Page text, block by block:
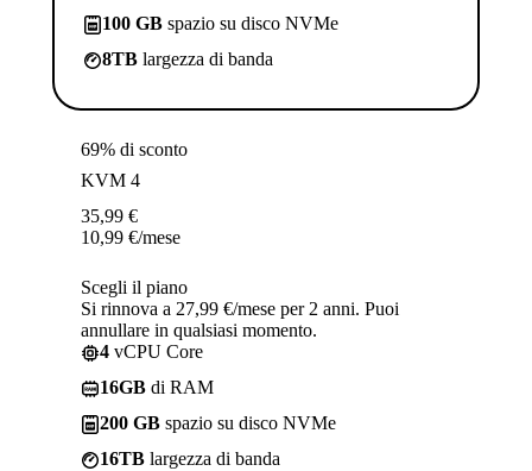
100 GB spazio su disco NVMe
8TB largezza di banda
69% di sconto
KVM 4
35,99 €
10,99 €/mese
Scegli il piano
Si rinnova a 27,99 €/mese per 2 anni. Puoi
annullare in qualsiasi momento.
4 vCPU Core
16GB di RAM
200 GB spazio su disco NVMe
16TB largezza di banda